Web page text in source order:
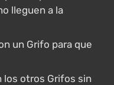
lleguen a la
un Grifo para que
los otros Grifos sin